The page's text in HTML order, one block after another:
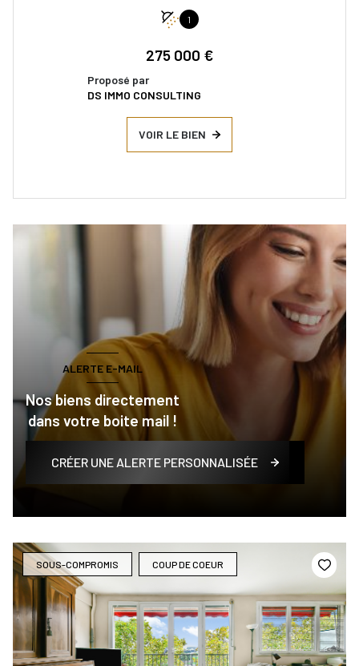
1
275 000 €
Proposé par
DS IMMO CONSULTING
VOIR LE BIEN
ALERTE E-MAIL
Nos biens directement
dans votre boite mail !
CRÉER UNE ALERTE PERSONNALISÉE
SOUS-COMPROMIS COUP DE COEUR